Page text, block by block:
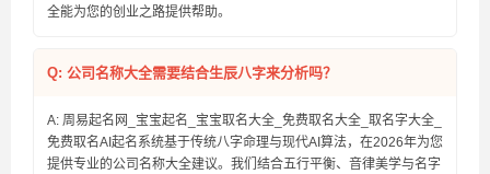
全能为您的创业之路提供帮助。
Q: 公司名称大全需要结合生辰八字来分析吗？
A: 周易起名网_宝宝起名_宝宝取名大全_免费取名大全_取名字大全_
免费取名AI起名系统基于传统八字命理与现代AI算法，在2026年为您
提供专业的公司名称大全建议。我们结合五行平衡、音律美学与名字